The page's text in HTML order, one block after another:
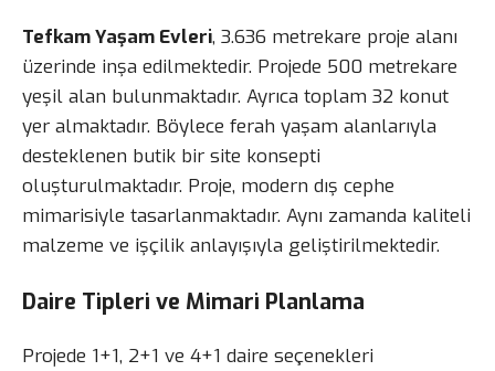
Tefkam Yaşam Evleri, 3.636 metrekare proje alanı
üzerinde inşa edilmektedir. Projede 500 metrekare
yeşil alan bulunmaktadır. Ayrıca toplam 32 konut
yer almaktadır. Böylece ferah yaşam alanlarıyla
desteklenen butik bir site konsepti
oluşturulmaktadır. Proje, modern dış cephe
mimarisiyle tasarlanmaktadır. Aynı zamanda kaliteli
malzeme ve işçilik anlayışıyla geliştirilmektedir.
Daire Tipleri ve Mimari Planlama
Projede 1+1, 2+1 ve 4+1 daire seçenekleri